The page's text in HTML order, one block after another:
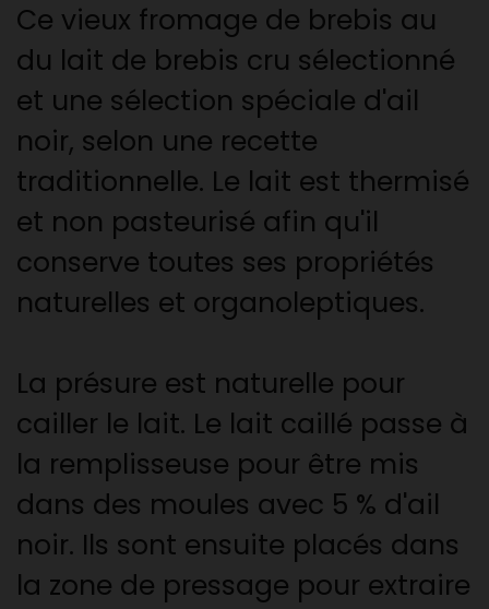
Ce vieux fromage de brebis au
du lait de brebis cru sélectionné
et une sélection spéciale d'ail
noir, selon une recette
traditionnelle. Le lait est thermisé
et non pasteurisé afin qu'il
conserve toutes ses propriétés
naturelles et organoleptiques.
La présure est naturelle pour
cailler le lait. Le lait caillé passe à
la remplisseuse pour être mis
dans des moules avec 5 % d'ail
noir. Ils sont ensuite placés dans
la zone de pressage pour extraire